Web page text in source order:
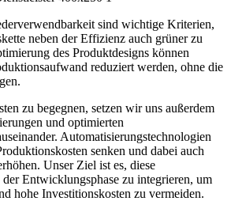
sind wichtige Kriterien,
neben der Effizienz auch grüner zu
des Produktdesigns können
reduziert werden, ohne die
zu begegnen, setzen wir uns außerdem
und optimierten
Automatisierungstechnologien
senken und dabei auch
Unser Ziel ist es, diese
Entwicklungsphase zu integrieren, um
hohe Investitionskosten zu vermeiden.